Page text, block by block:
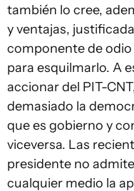
también lo cree,
y ventajas,
componente de
para esquilmarlo. A
accionar del PIT-
demasiado la
que es gobierno y
viceversa. Las
presidente no
cualquier medio la